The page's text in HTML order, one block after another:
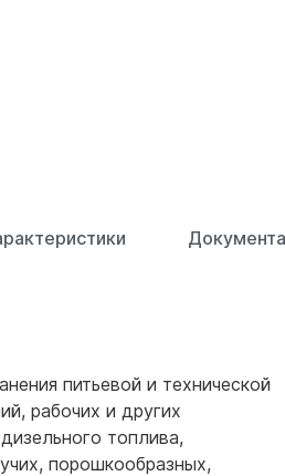
питьевой и технической
рабочих и других
топлива,
порошкообразных,